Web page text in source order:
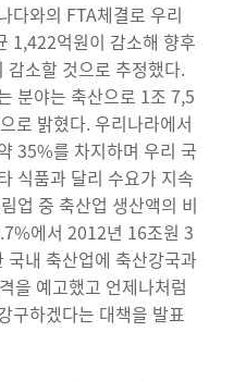
다와의 FTA체결로 우리
1,422억원이 감소해 향후
소할 것으로 추정했다.
분야는 축산으로 1조 7,5
로 밝혔다. 우리나라에서
35%를 차지하며 우리 국
식품과 달리 수요가 지속
업 중 축산업 생산액의 비
에서 2012년 16조원 3
내 축산업에 축산강국과
을 예고했고 언제나처럼
구하겠다는 대책을 발표